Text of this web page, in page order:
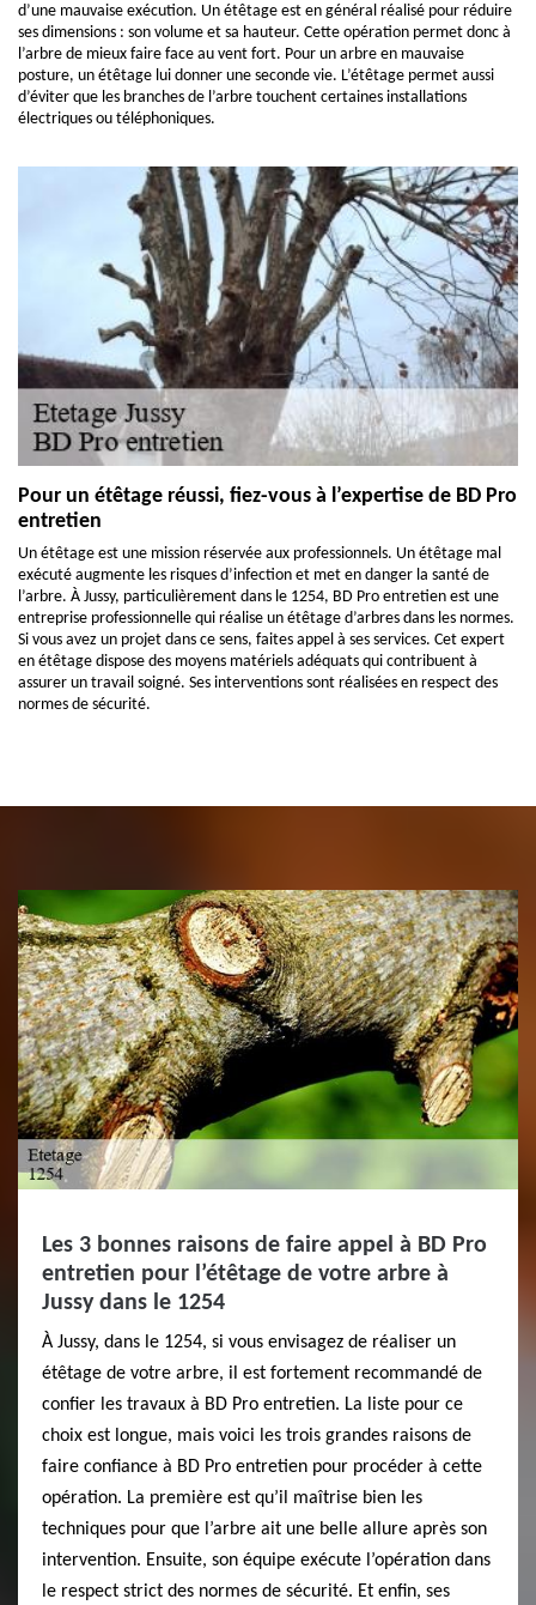
d’une mauvaise exécution. Un étêtage est en général réalisé pour réduire
ses dimensions : son volume et sa hauteur. Cette opération permet donc à
l’arbre de mieux faire face au vent fort. Pour un arbre en mauvaise
posture, un étêtage lui donner une seconde vie. L’étêtage permet aussi
d’éviter que les branches de l’arbre touchent certaines installations
électriques ou téléphoniques.
Pour un étêtage réussi, fiez-vous à l’expertise de BD Pro
entretien
Un étêtage est une mission réservée aux professionnels. Un étêtage mal
exécuté augmente les risques d’infection et met en danger la santé de
l’arbre. À Jussy, particulièrement dans le 1254, BD Pro entretien est une
entreprise professionnelle qui réalise un étêtage d’arbres dans les normes.
Si vous avez un projet dans ce sens, faites appel à ses services. Cet expert
en étêtage dispose des moyens matériels adéquats qui contribuent à
assurer un travail soigné. Ses interventions sont réalisées en respect des
normes de sécurité.
Les 3 bonnes raisons de faire appel à BD Pro
entretien pour l’étêtage de votre arbre à
Jussy dans le 1254
À Jussy, dans le 1254, si vous envisagez de réaliser un
étêtage de votre arbre, il est fortement recommandé de
confier les travaux à BD Pro entretien. La liste pour ce
choix est longue, mais voici les trois grandes raisons de
faire confiance à BD Pro entretien pour procéder à cette
opération. La première est qu’il maîtrise bien les
techniques pour que l’arbre ait une belle allure après son
intervention. Ensuite, son équipe exécute l’opération dans
le respect strict des normes de sécurité. Et enfin, ses